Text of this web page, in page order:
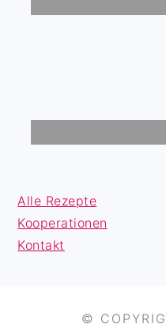
Alle Rezepte
Kooperationen
Kontakt
©